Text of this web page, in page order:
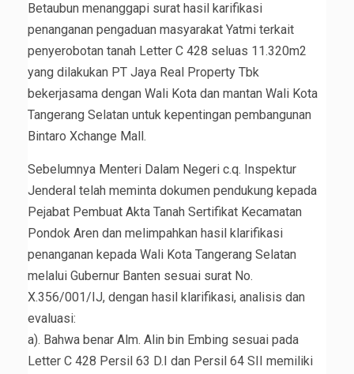
Betaubun menanggapi surat hasil karifikasi
penanganan pengaduan masyarakat Yatmi terkait
penyerobotan tanah Letter C 428 seluas 11.320m2
yang dilakukan PT Jaya Real Property Tbk
bekerjasama dengan Wali Kota dan mantan Wali Kota
Tangerang Selatan untuk kepentingan pembangunan
Bintaro Xchange Mall.
Sebelumnya Menteri Dalam Negeri c.q. Inspektur
Jenderal telah meminta dokumen pendukung kepada
Pejabat Pembuat Akta Tanah Sertifikat Kecamatan
Pondok Aren dan melimpahkan hasil klarifikasi
penanganan kepada Wali Kota Tangerang Selatan
melalui Gubernur Banten sesuai surat No.
X.356/001/IJ, dengan hasil klarifikasi, analisis dan
evaluasi:
a). Bahwa benar Alm. Alin bin Embing sesuai pada
Letter C 428 Persil 63 D.I dan Persil 64 SII memiliki